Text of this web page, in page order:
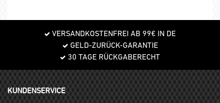
VERSANDKOSTENFREI AB 99€ IN DE
GELD-ZURÜCK-GARANTIE
30 TAGE RÜCKGABERECHT
KUNDENSERVICE